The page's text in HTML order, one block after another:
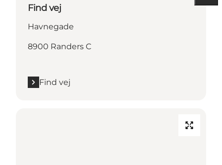
Find vej
Havnegade
8900 Randers C
Find vej